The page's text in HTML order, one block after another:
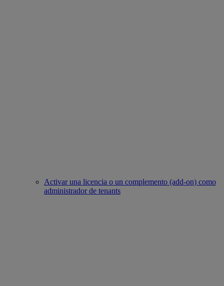
Activar una licencia o un complemento (add-on) como
administrador de tenants